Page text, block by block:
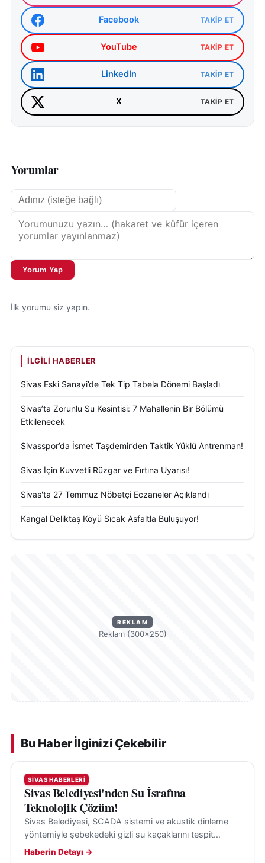
Facebook TAKIP ET
YouTube TAKIP ET
LinkedIn TAKIP ET
X TAKIP ET
Yorumlar
Yorum Yap
İlk yorumu siz yapın.
İLGILI HABERLER
Sivas Eski Sanayi’de Tek Tip Tabela Dönemi Başladı
Sivas’ta Zorunlu Su Kesintisi: 7 Mahallenin Bir Bölümü
Etkilenecek
Sivasspor’da İsmet Taşdemir’den Taktik Yüklü Antrenman!
Sivas İçin Kuvvetli Rüzgar ve Fırtına Uyarısı!
Sivas'ta 27 Temmuz Nöbetçi Eczaneler Açıklandı
Kangal Deliktaş Köyü Sıcak Asfaltla Buluşuyor!
REKLAM
Reklam (300×250)
Bu Haber İlginizi Çekebilir
SIVAS HABERLERI
Sivas Belediyesi'nden Su İsrafına
Teknolojik Çözüm!
Sivas Belediyesi, SCADA sistemi ve akustik dinleme
yöntemiyle şebekedeki gizli su kaçaklarını tespit
ederek su kayıplarının önüne geçiyor.
Haberin Detayı →